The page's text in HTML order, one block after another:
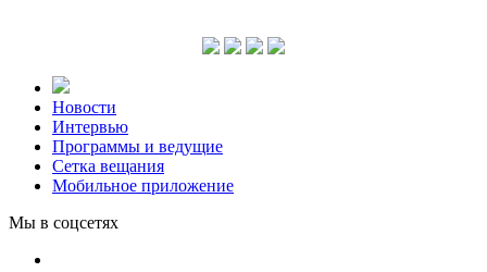
Новости
Интервью
Программы и ведущие
Сетка вещания
Мобильное приложение
Мы в соцсетях